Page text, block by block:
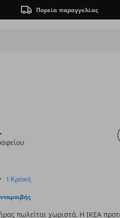
Πορεία παραγγελίας
τιμή
5.0
rating
1 Κριτική
πωλείται χωριστά. Η ΙΚΕΑ